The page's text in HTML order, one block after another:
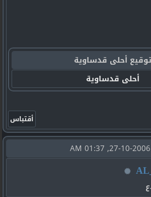
توقيع أحلى قدساوية
أحلى قدساوية